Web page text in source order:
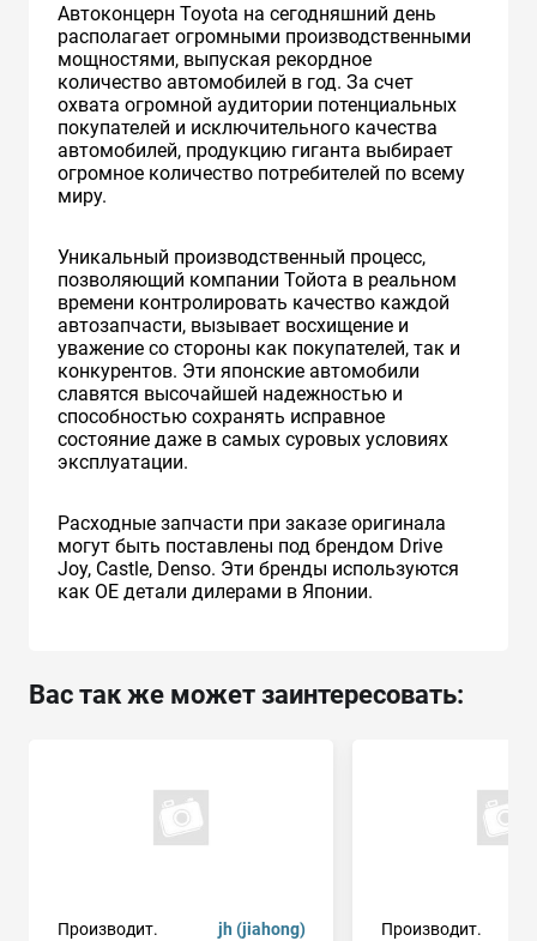
Автоконцерн Toyota на сегодняшний день
располагает огромными производственными
мощностями, выпуская рекордное
количество автомобилей в год. За счет
охвата огромной аудитории потенциальных
покупателей и исключительного качества
автомобилей, продукцию гиганта выбирает
огромное количество потребителей по всему
миру.
Уникальный производственный процесс,
позволяющий компании Тойота в реальном
времени контролировать качество каждой
автозапчасти, вызывает восхищение и
уважение со стороны как покупателей, так и
конкурентов. Эти японские автомобили
славятся высочайшей надежностью и
способностью сохранять исправное
состояние даже в самых суровых условиях
эксплуатации.
Расходные запчасти при заказе оригинала
могут быть поставлены под брендом Drive
Joy, Castle, Denso. Эти бренды используются
как ОЕ детали дилерами в Японии.
Вас так же может заинтересовать:
Производит.
jh (jiahong)
Производит.